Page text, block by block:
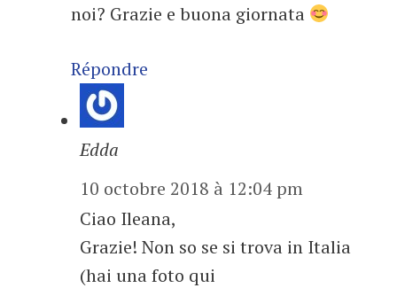
noi? Grazie e buona giornata
Répondre
Edda
10 octobre 2018 à 12:04 pm
Ciao Ileana,
Grazie! Non so se si trova in Italia
(hai una foto qui